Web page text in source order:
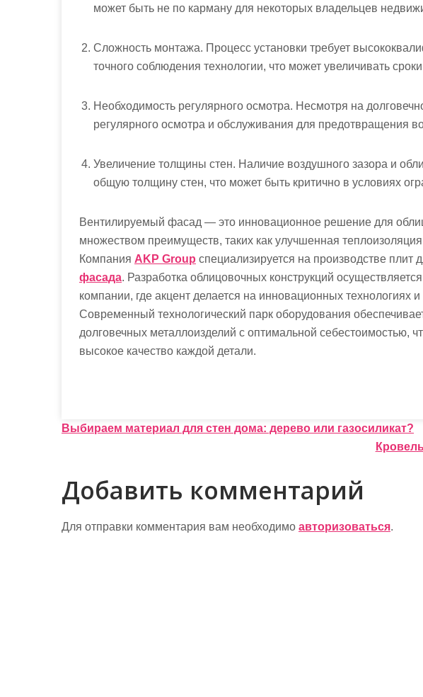
может быть не по карману для некоторых владельцев
Сложность монтажа. Процесс установки требует
точного соблюдения технологии, что может увеличивать
Необходимость регулярного осмотра. Несмотря на
регулярного осмотра и обслуживания для предотвращения
Увеличение толщины стен. Наличие воздушного зазора и
общую толщину стен, что может быть критично в условиях
Вентилируемый фасад — это инновационное решение для
множеством преимуществ, таких как улучшенная
Компания AKP Group специализируется на производстве плит
фасада. Разработка облицовочных конструкций
компании, где акцент делается на инновационных технологиях
Современный технологический парк оборудования
долговечных металлоизделий с оптимальной себестоимостью,
высокое качество каждой детали.
Н
в
и
г
Выбираем материал для стен дома: дерево или газосиликат?
Добавить комментарий
Для отправки комментария вам необходимо авторизоваться.